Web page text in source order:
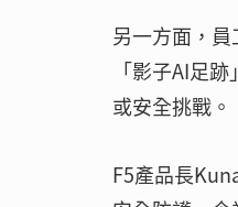
另一方面，
「影子AI足
或安全挑戰。
F5產品長